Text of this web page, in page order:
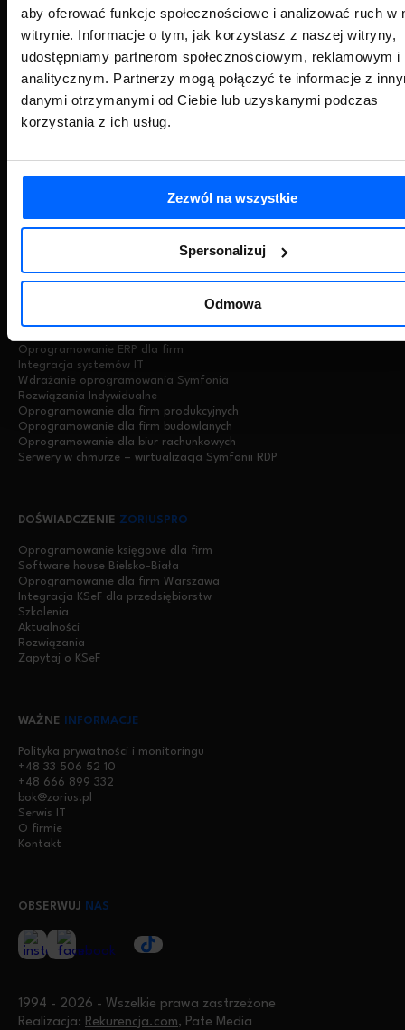
aby oferować funkcje społecznościowe i analizować ruch w
witrynie. Informacje o tym, jak korzystasz z naszej witryny,
udostępniamy partnerom społecznościowym, reklamowym i
analitycznym. Partnerzy mogą połączyć te informacje z
danymi otrzymanymi od Ciebie lub uzyskanymi podczas
korzystania z ich usług.
Zezwól na wszystkie
Spersonalizuj
Odmowa
eDokumenty – ECM, DMS
Nefeni – rozwiązania dla jednostek samorządu terytorialnego
Zarządzanie Produkcją
Biura rachunkowe
Chmura Symfonii (e-Biuro)
ERP
KSeF
Duża firma
Sektor budowlany
Symfonia R2Płatnik (moduł kadrowo-płacowy)
Inewi – grafiki, RPC, wnioski urlopowe, delegacje, listy obecności
Oprogramowanie ERP dla firm
Integracja systemów IT
Wdrażanie oprogramowania Symfonia
Rozwiązania Indywidualne
Oprogramowanie dla firm produkcyjnych
Oprogramowanie dla firm budowlanych
Oprogramowanie dla biur rachunkowych
Serwery w chmurze – wirtualizacja Symfonii RDP
DOŚWIADCZENIE ZORIUSPRO
Oprogramowanie księgowe dla firm
Software house Bielsko-Biała
Oprogramowanie dla firm Warszawa
Integracja KSeF dla przedsiębiorstw
Szkolenia
Aktualności
Rozwiązania
Zapytaj o KSeF
WAŻNE INFORMACJE
Polityka prywatności i monitoringu
+48 33 506 52 10
+48 666 899 332
bok@zorius.pl
Serwis IT
O firmie
Kontakt
OBSERWUJ NAS
1994 - 2026 - Wszelkie prawa zastrzeżone
Realizacja: Rekurencja.com, Pate Media